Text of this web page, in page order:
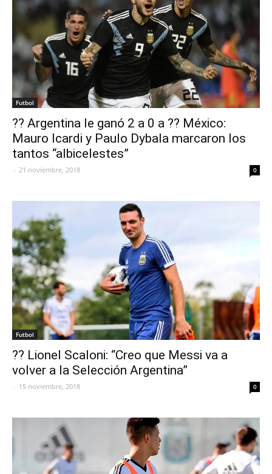
Futbol
?? Argentina le ganó 2 a 0 a ?? México:
Mauro Icardi y Paulo Dybala marcaron los
tantos “albicelestes”
- 21 noviembre, 2018 0
Futbol
?? Lionel Scaloni: “Creo que Messi va a
volver a la Selección Argentina”
- 15 noviembre, 2018 0